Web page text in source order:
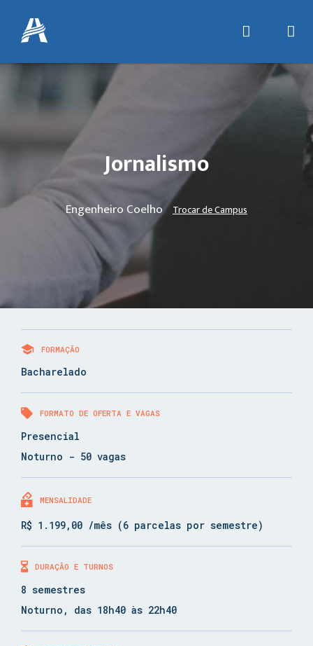
Jornalismo
Engenheiro Coelho Trocar de Campus
FORMAÇÃO
Bacharelado
FORMATO DE OFERTA E VAGAS
Presencial
Noturno - 50 vagas
MENSALIDADE
R$ 1.199,00 /mês (6 parcelas por semestre)
DURAÇÃO E TURNOS
8 semestres
Noturno, das 18h40 às 22h40